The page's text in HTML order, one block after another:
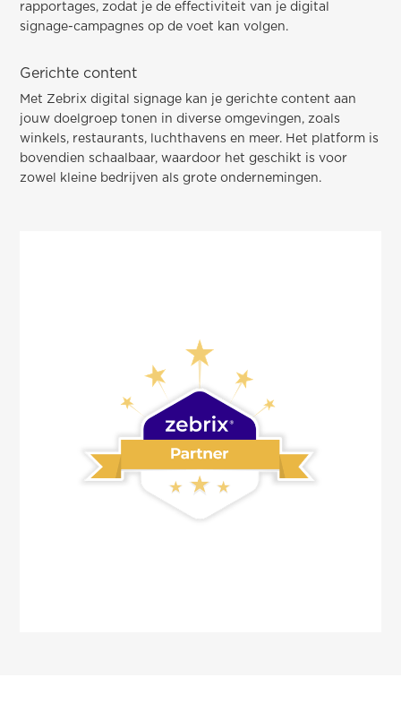
rapportages, zodat je de effectiviteit van je digital
signage-campagnes op de voet kan volgen.
Gerichte content
Met Zebrix digital signage kan je gerichte content aan
jouw doelgroep tonen in diverse omgevingen, zoals
winkels, restaurants, luchthavens en meer. Het platform is
bovendien schaalbaar, waardoor het geschikt is voor
zowel kleine bedrijven als grote ondernemingen.